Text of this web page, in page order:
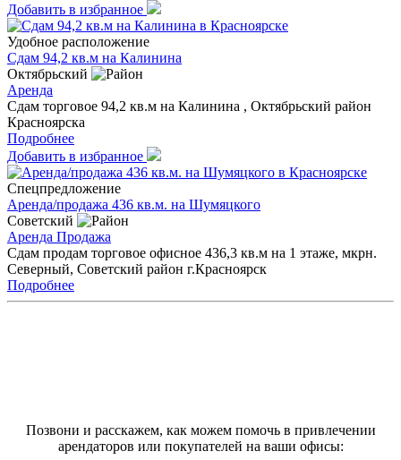
Добавить в избранное
Удобное расположение
Сдам 94,2 кв.м на Калинина
Октябрьский
Аренда
Сдам торговое 94,2 кв.м на Калинина , Октябрьский район
Красноярска
Подробнее
Добавить в избранное
Спецпредложение
Аренда/продажа 436 кв.м. на Шумяцкого
Советский
Аренда Продажа
Сдам продам торговое офисное 436,3 кв.м на 1 этаже, мкрн.
Северный, Советский район г.Красноярск
Подробнее
Позвони и расскажем, как можем помочь в привлечении
арендаторов или покупателей на ваши офисы: